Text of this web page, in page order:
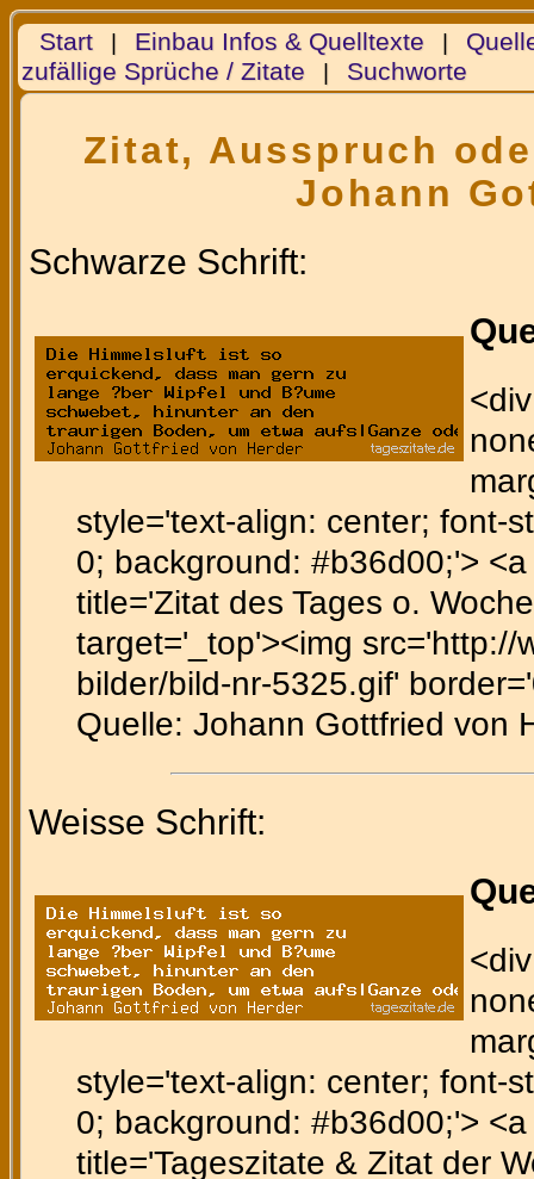
Start| Einbau Infos & Quelltexte |
zufällige Sprüche / Zitate | Suchworte
Zitat, Ausspruch
Johann
Schwarze Schrift:
style='text-align: center; font-
0; background: #b36d00;'>
title='Zitat des Tages o.
target='_top'><img
bilder/bild-nr-5325.gif'
Quelle: Johann Gottfried von
Weisse Schrift:
style='text-align: center; font-
0; background: #b36d00;'>
title='Tageszitate & Zitat der